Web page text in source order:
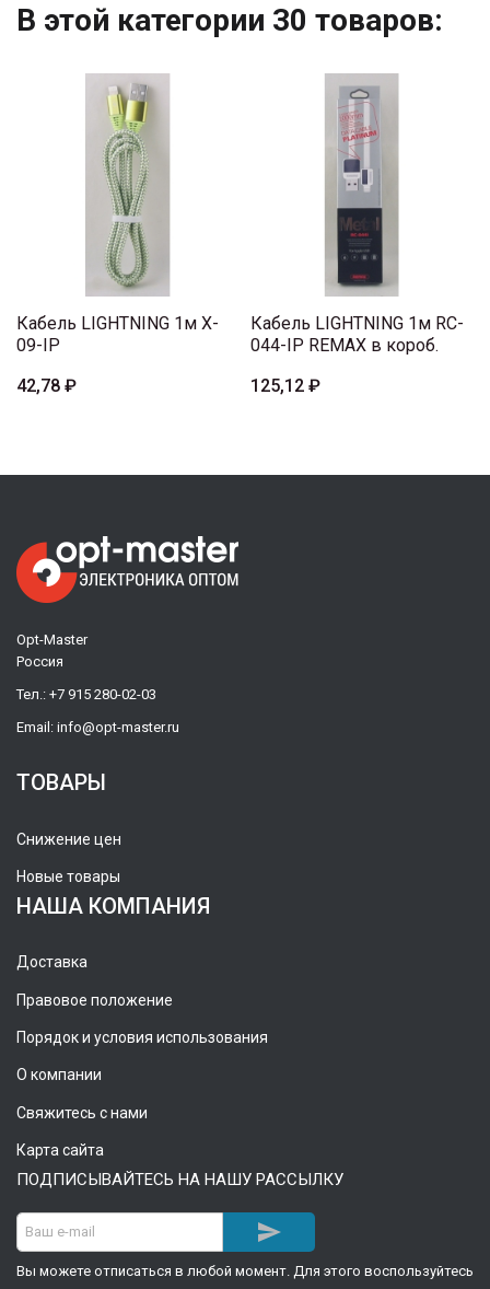
В этой категории 30 товаров:
Кабель LIGHTNING 1м X-
09-IP
42,78 ₽
Кабель LIGHTNING 1м RC-
044-IP REMAX в короб.
125,12 ₽
Opt-Master
Россия
Тел.: +7 915 280-02-03
Email: info@opt-master.ru
ТОВАРЫ
Снижение цен
Новые товары
НАША КОМПАНИЯ
Доставка
Правовое положение
Порядок и условия использования
О компании
Свяжитесь с нами
Карта сайта
ПОДПИСЫВАЙТЕСЬ НА НАШУ РАССЫЛКУ

Вы можете отписаться в любой момент. Для этого воспользуйтесь